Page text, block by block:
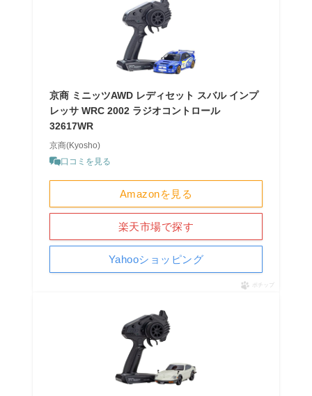
京商 ミニッツAWD レディセット スバル インプ
レッサ WRC 2002 ラジオコントロール
32617WR
京商(Kyosho)
口コミを見る
Amazonを見る
楽天市場で探す
Yahooショッピング
ポチップ